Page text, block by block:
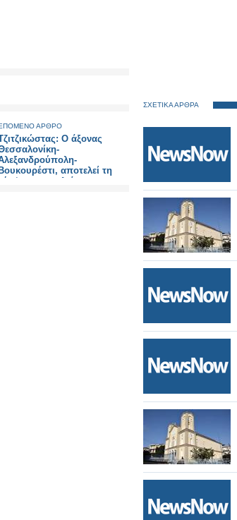
ΑΡΘΡΟ
Ο άξονας
Βουκουρέστι, αποτελεί τη
νέα ‘ραχοκοκαλιά
ΣΧΕΤΙΚΑ ΑΡΘΡΑ